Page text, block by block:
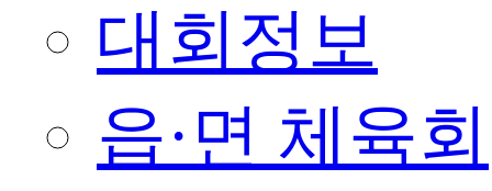
대회정보
읍·면 체육회